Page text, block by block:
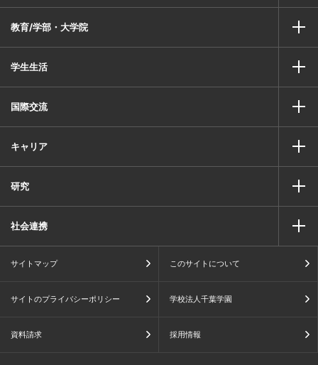
教育/学部・大学院
学生生活
国際交流
キャリア
研究
社会連携
サイトマップ このサイトについて
サイトのプライバシーポリシー 学校法人千葉学園
資料請求 採用情報